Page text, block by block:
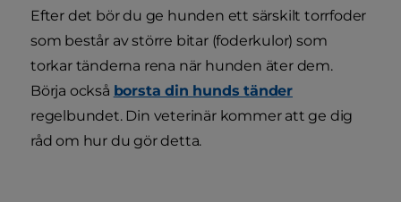
Efter det bör du ge hunden ett särskilt torrfoder
som består av större bitar (foderkulor) som
torkar tänderna rena när hunden äter dem.
Börja också borsta din hunds tänder
regelbundet. Din veterinär kommer att ge dig
råd om hur du gör detta.